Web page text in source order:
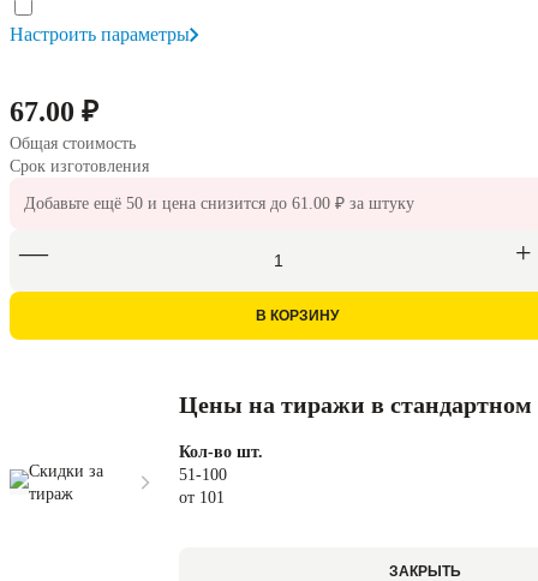
Настроить параметры
67.00 ₽
Общая стоимость
Срок изготовления
Добавьте ещё 50 и цена снизится до 61.00 ₽ за штуку
В КОРЗИНУ
Скидки за
тираж
Цены на тиражи в стандартном
Кол-во шт.
51-100
от 101
ЗАКРЫТЬ